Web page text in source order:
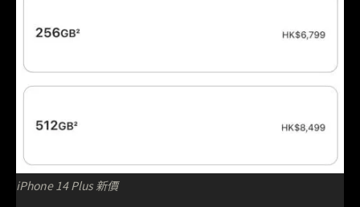
iPhone 14 Plus 新價